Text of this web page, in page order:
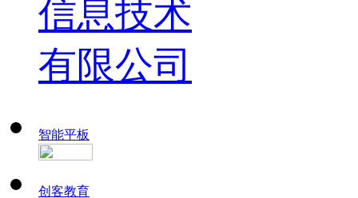
智能平板
创客教育